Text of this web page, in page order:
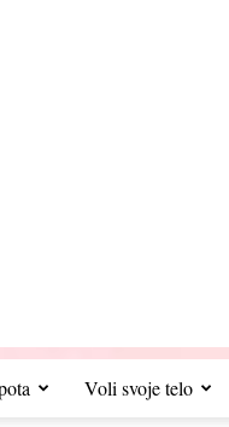
Voli svoje telo